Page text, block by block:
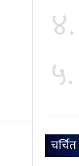
४.
५.
चर्चित